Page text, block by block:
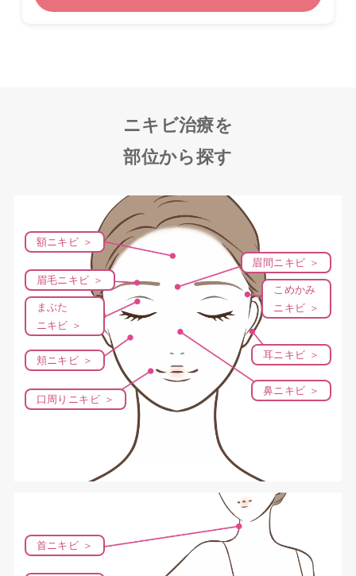
ニキビ治療を
部位から探す
額ニキビ ＞
眉毛ニキビ ＞
まぶた
ニキビ ＞
口周りニキビ ＞
頬ニキビ ＞
眉間ニキビ ＞
こめかみ
ニキビ ＞
耳ニキビ ＞
鼻ニキビ ＞
首ニキビ ＞